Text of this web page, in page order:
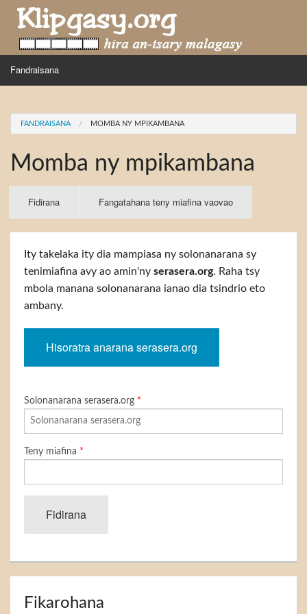
Skip to main content
MENU
Fandraisana
Hira nampidiriko
Hira tiako
Fidirana
You are here
FANDRAISANA MOMBA NY MPIKAMBANA
Momba ny mpikambana
Primary tabs
Fidirana Fangatahana teny miafina vaovao
Ity takelaka ity dia mampiasa ny solonanarana sy
tenimiafina avy ao amin'ny serasera.org. Raha tsy
mbola manana solonanarana ianao dia tsindrio eto
ambany.
Hisoratra anarana serasera.org
Solonanarana serasera.org *
Teny miafina *
Fidirana
Fikarohana